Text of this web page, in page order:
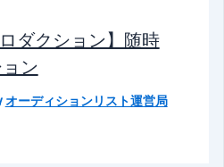
ダクション】随時
ン
オーディションリスト運営局